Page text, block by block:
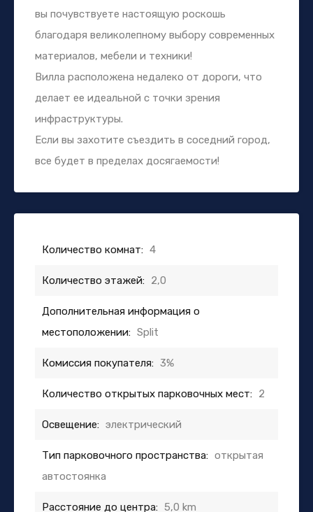
вы почувствуете настоящую роскошь
благодаря великолепному выбору современных
материалов, мебели и техники!
Вилла расположена недалеко от дороги, что
делает ее идеальной с точки зрения
инфраструктуры.
Если вы захотите съездить в соседний город,
все будет в пределах досягаемости!
Количество комнат: 4
Количество этажей: 2,0
Дополнительная информация о
местоположении: Split
Комиссия покупателя: 3%
Количество открытых парковочных мест: 2
Освещение: электрический
Тип парковочного пространства: открытая
автостоянка
Расстояние до центра: 5,0 km